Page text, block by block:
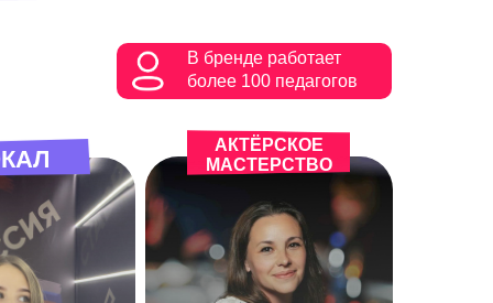
В бренде работает
более 100 педагогов
АКТЁРСКОЕ
МАСТЕРСТВО